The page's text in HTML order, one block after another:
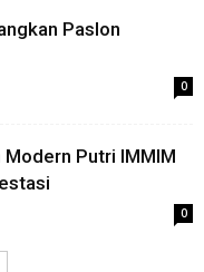
Paslon
0
Putri IMMIM
0